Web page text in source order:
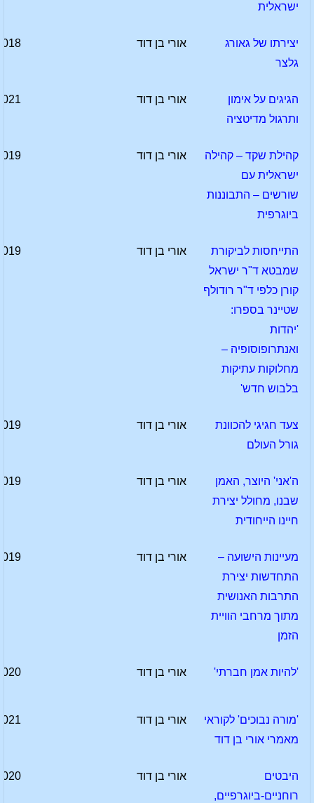
ישראלית
יצירתו של גאורג
גלצר
אורי בן דוד
הגיגים על אימון
ותרגול מדיטציה
אורי בן דוד
קהילת שקד – קהילה
ישראלית עם
שורשים – התבוננות
ביוגרפית
אורי בן דוד
התייחסות לביקורת
שמבטא ד"ר ישראל
קורן כלפי ד"ר רודולף
שטיינר בספרו:
'יהדות
ואנתרופוסופיה –
מחלוקות עתיקות
בלבוש חדש'
אורי בן דוד
צעד חגיגי להכוונת
גורל העולם
אורי בן דוד
ה'אני' היוצר, האמן
שבנו, מחולל יצירת
חיינו הייחודית
אורי בן דוד
מעיינות הישועה –
התחדשות יצירת
התרבות האנושית
מתוך מרחבי הוויית
הזמן
אורי בן דוד
'להיות אמן חברתי' אורי בן דוד
'מורה נבוכים' לקוראי
מאמרי אורי בן דוד
אורי בן דוד
היבטים
רוחניים-ביוגרפיים,
אורי בן דוד